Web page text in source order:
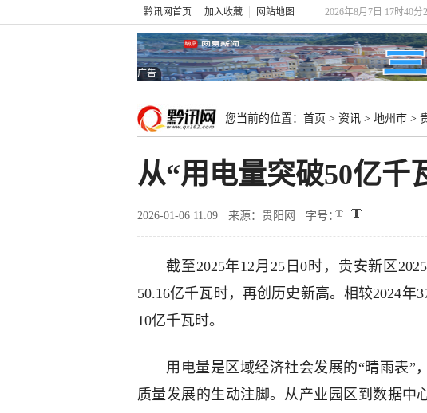
黔讯网首页 加入收藏 网站地图 2026年8月7日 17时40分
广告
您当前的位置： 首页 > 资讯 > 地州市 >
从“用电量突破50亿千
2026-01-06 11:09 来源：贵阳网 字号：
截至2025年12月25日0时，贵安新区
50.16亿千瓦时，再创历史新高。相较2024年
10亿千瓦时。
用电量是区域经济社会发展的“晴雨表”
质量发展的生动注脚。从产业园区到数据中